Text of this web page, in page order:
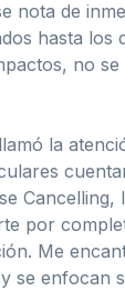
nota de
hasta los
no se
la
Cancelling,
por
Me
se enfocan